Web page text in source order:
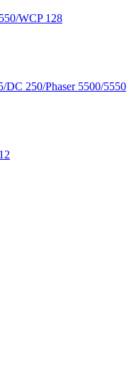
WCP 128
250/Phaser 5500/5550